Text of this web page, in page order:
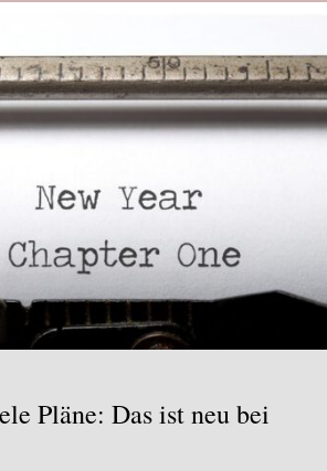
Pläne: Das ist neu bei